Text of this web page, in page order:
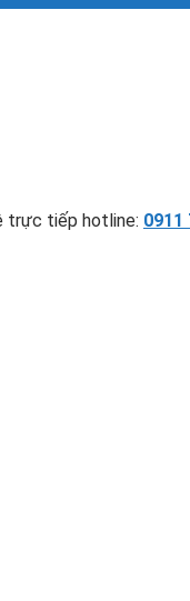
trực tiếp hotline: 0911